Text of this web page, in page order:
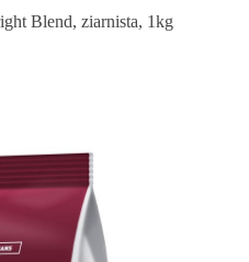
Blend, ziarnista, 1kg